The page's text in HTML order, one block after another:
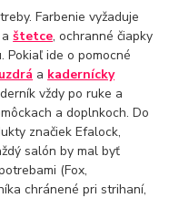
Farbenie vyžaduje
aštetce, ochranné čiapky
Pokiaľ ide o pomocné
a kadernícky
vždy po ruke a
a doplnkoch. Do
značiek Efalock,
salón by mal byť
(Fox,
chránené pri strihaní,